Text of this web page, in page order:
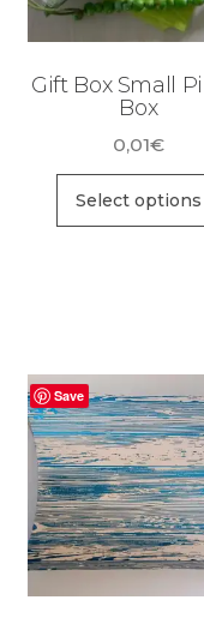
Gift Box Small
Box
0,01€
Select options
Save